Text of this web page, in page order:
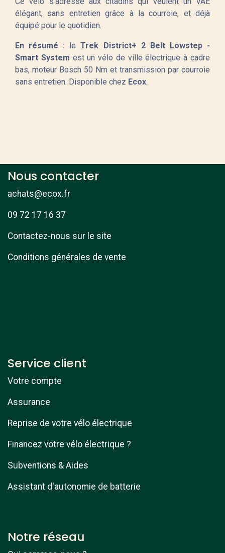
élégant, sans entretien grâce à la courroie, et déjà
équipé pour le quotidien.
En résumé : leTrek District+ 2 Belt Lowstep -
Smart System est un vélo de ville électrique à cadre
bas, moteur Bosch 50 Nm et transmission par courroie
sans entretien. Disponible chez Ecox.
Nous contacter
achats@ecox.fr
09 72 17 16 37
Contactez-nous sur le site
Conditions générales de vente
Service client
Votre compte
Assurance
Reprise de votre vélo électrique
Financez votre vélo électrique ?
Subventions & Aides
Assistant d'autonomie de batterie
Notre réseau